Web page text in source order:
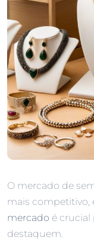
O mercado de
mais competitivo,
mercado é crucial
destaquem.